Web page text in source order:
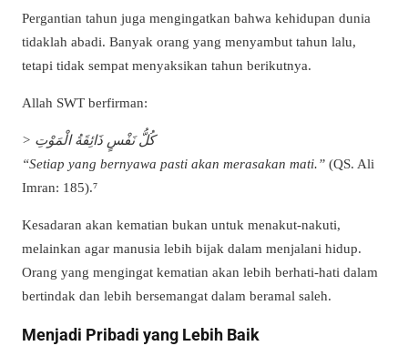
Pergantian tahun juga mengingatkan bahwa kehidupan dunia
tidaklah abadi. Banyak orang yang menyambut tahun lalu,
tetapi tidak sempat menyaksikan tahun berikutnya.
Allah SWT berfirman:
> كُلُّ نَفْسٍ ذَائِقَةُ الْمَوْتِ
“Setiap yang bernyawa pasti akan merasakan mati.” (QS. Ali
Imran: 185).⁷
Kesadaran akan kematian bukan untuk menakut-nakuti,
melainkan agar manusia lebih bijak dalam menjalani hidup.
Orang yang mengingat kematian akan lebih berhati-hati dalam
bertindak dan lebih bersemangat dalam beramal saleh.
Menjadi Pribadi yang Lebih Baik